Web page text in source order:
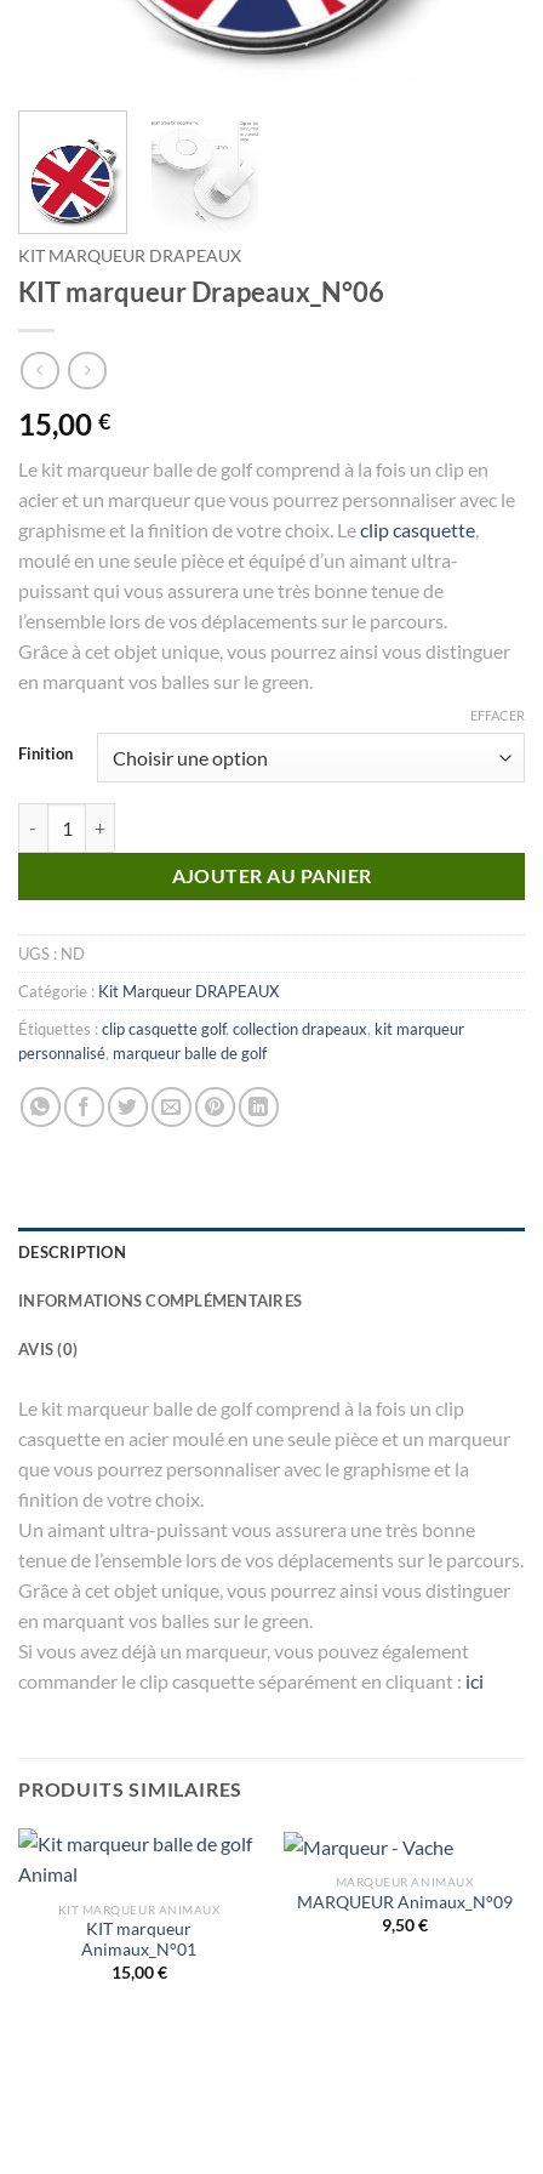
KIT MARQUEUR DRAPEAUX
KIT marqueur Drapeaux_N°06
15,00 €
Le kit marqueur balle de golf comprend à la fois un clip en
acier et un marqueur que vous pourrez personnaliser avec le
graphisme et la finition de votre choix. Leclip casquette
moulé en une seule pièce et équipé d’un aimant ultra-
puissant qui vous assurera une très bonne tenue de
l’ensemble lors de vos déplacements sur le parcours.
Grâce à cet objet unique, vous pourrez ainsi vous distinguer
en marquant vos balles sur le green.
Finition
EFFACER
AJOUTER AU PANIER
UGS : ND
Catégorie : Kit Marqueur DRAPEAUX
Étiquettes :clip casquette golf, collection drapeaux, kit marqueur
personnalisé, marqueur balle de golf
DESCRIPTION
INFORMATIONS COMPLÉMENTAIRES
AVIS (0)
Le kit marqueur balle de golf comprend à la fois un clip
casquette en acier moulé en une seule pièce et un marqueur
que vous pourrez personnaliser avec le graphisme et la
finition de votre choix.
Un aimant ultra-puissant vous assurera une très bonne
tenue de l’ensemble lors de vos déplacements sur le parcours.
Grâce à cet objet unique, vous pourrez ainsi vous distinguer
en marquant vos balles sur le green.
Si vous avez déjà un marqueur, vous pouvez également
commander le clip casquette séparément en cliquant : ici
PRODUITS SIMILAIRES
KIT MARQUEUR ANIMAUX
KIT marqueur
Animaux_N°01
15,00€
MARQUEUR ANIMAUX
MARQUEUR Animaux_N°09
9,50€